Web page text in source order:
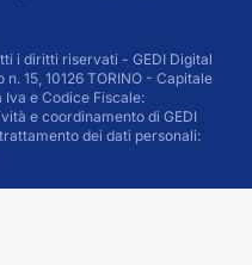
i diritti riservati - GEDI Digital
15, 10126 TORINO - Capitale
Iva e Codice Fiscale:
e coordinamento di GEDI
dei dati personali: